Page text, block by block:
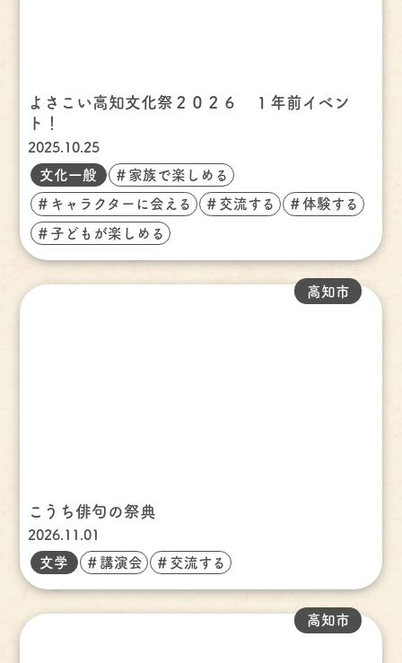
よさこい高知文化祭２０２６ １年前イベン
ト！
2025.10.25
文化一般
＃家族で楽しめる
＃キャラクターに会える ＃交流する ＃体験する
＃子どもが楽しめる
こうち俳句の祭典
2026.11.01
高知市
文学 ＃講演会 ＃交流する
高知市